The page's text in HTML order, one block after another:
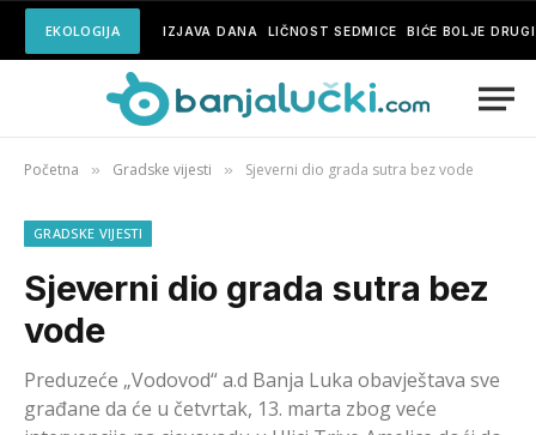
EKOLOGIJA IZJAVA DANA LIČNOST SEDMICE BIĆE BOLJE
Početna » Gradske vijesti » Sjeverni dio grada sutra bez vode
GRADSKE VIJESTI
Sjeverni dio grada sutra bez
vode
Preduzeće „Vodovod“ a.d Banja Luka obavještava sve
građane da će u četvrtak, 13. marta zbog veće